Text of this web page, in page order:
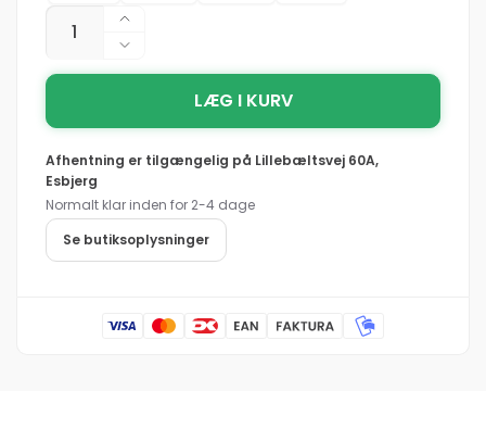
Antal
Øg
antallet
for
BLÅKLÄDER
Reducer
antallet
BLÅKLÄDER
Kedeldragt
LÆG I KURV
Afhentning er tilgængelig på Lillebæltsvej 60A,
Esbjerg
Normalt klar inden for 2-4 dage
Se butiksoplysninger